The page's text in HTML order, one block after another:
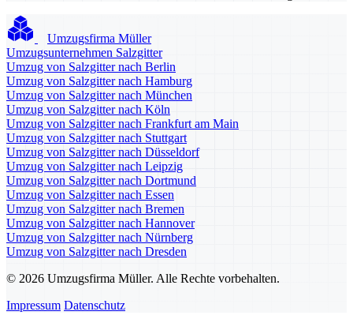
Umzugsfirma Müller
Umzugsunternehmen Salzgitter
Umzug von Salzgitter nach Berlin
Umzug von Salzgitter nach Hamburg
Umzug von Salzgitter nach München
Umzug von Salzgitter nach Köln
Umzug von Salzgitter nach Frankfurt am Main
Umzug von Salzgitter nach Stuttgart
Umzug von Salzgitter nach Düsseldorf
Umzug von Salzgitter nach Leipzig
Umzug von Salzgitter nach Dortmund
Umzug von Salzgitter nach Essen
Umzug von Salzgitter nach Bremen
Umzug von Salzgitter nach Hannover
Umzug von Salzgitter nach Nürnberg
Umzug von Salzgitter nach Dresden
© 2026 Umzugsfirma Müller. Alle Rechte vorbehalten.
Impressum Datenschutz